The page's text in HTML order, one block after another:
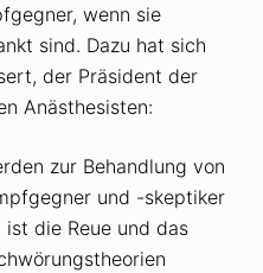
wenn sie
sind. Dazu hat sich
der Präsident der
Anästhesisten:
zur Behandlung von
und -skeptiker
die Reue und das